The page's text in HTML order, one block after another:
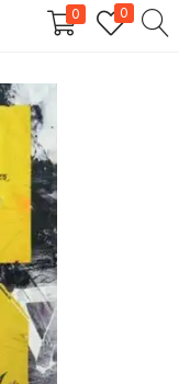
0 0
REGISTER
to login.